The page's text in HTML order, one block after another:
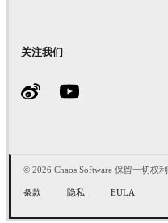
关注我们
© 2026 Chaos Software 保留一切权利
条款 隐私 EULA